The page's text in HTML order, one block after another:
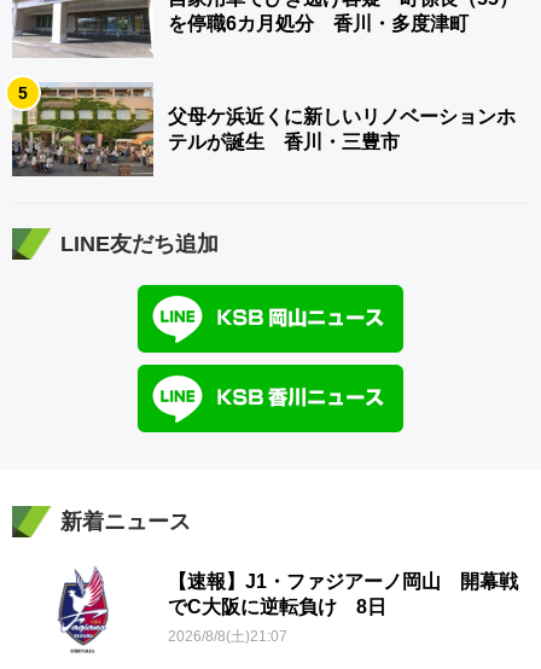
を停職6カ月処分 香川・多度津町
5
父母ケ浜近くに新しいリノベーションホ
テルが誕生 香川・三豊市
LINE友だち追加
新着ニュース
【速報】J1・ファジアーノ岡山 開幕戦
でC大阪に逆転負け 8日
2026/8/8(土)21:07